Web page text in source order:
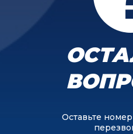
Оставьте